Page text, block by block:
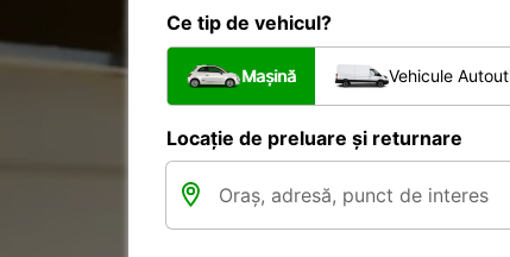
Ce tip de vehicul?
Mașină Vehicule
Locație de preluare și returnare